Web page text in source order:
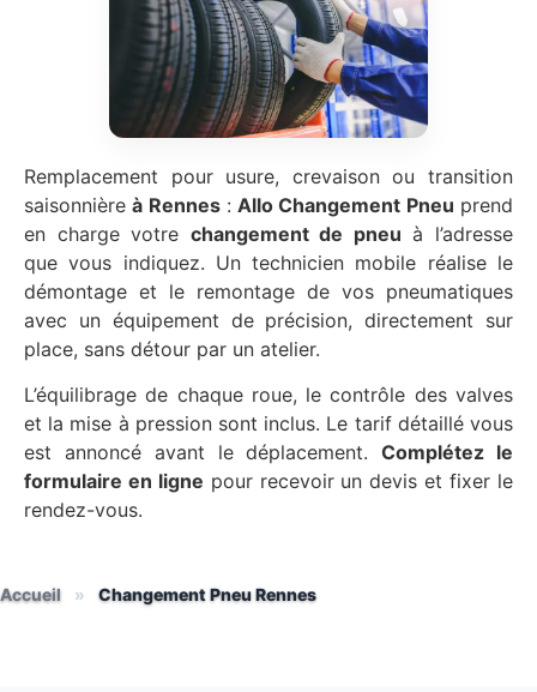
Remplacement pour usure, crevaison ou transition
saisonnièreà Rennes:Allo Changement Pneu prend
en charge votre changement de pneu à l’adresse
que vous indiquez. Un technicien mobile réalise le
démontage et le remontage de vos pneumatiques
avec un équipement de précision, directement sur
place, sans détour par un atelier.
L’équilibrage de chaque roue, le contrôle des valves
et la mise à pression sont inclus. Le tarif détaillé vous
est annoncé avant le déplacement.Complétez le
formulaire en ligne pour recevoir un devis et fixer le
rendez-vous.
Accueil » Changement Pneu Rennes